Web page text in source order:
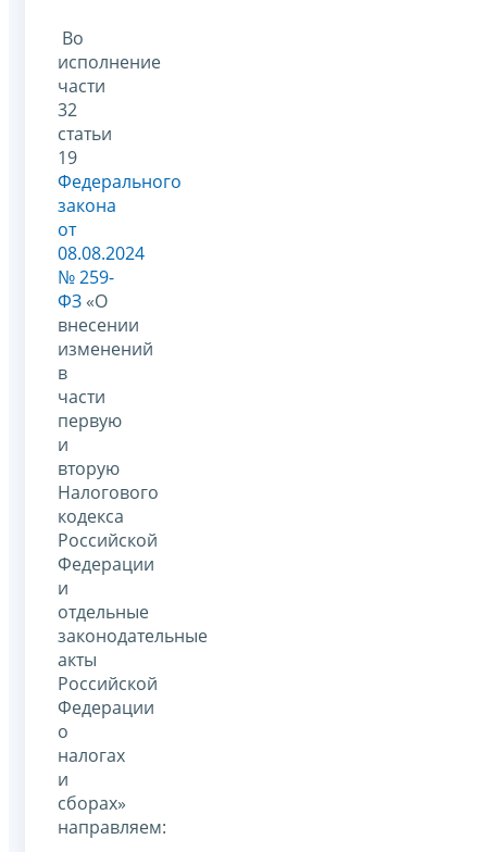
Во
исполнение
части
32
статьи
19
Федерального
закона
от
08.08.2024
№ 259-
ФЗ «О
внесении
изменений
в
части
первую
и
вторую
Налогового
кодекса
Российской
Федерации
и
отдельные
законодательные
акты
Российской
Федерации
о
налогах
и
сборах»
направляем: